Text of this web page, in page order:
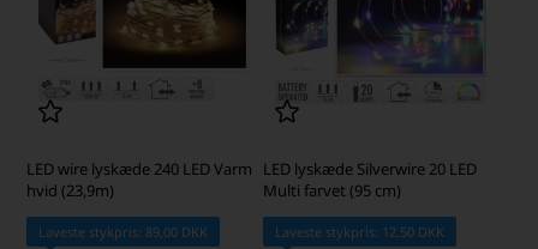
LED wire lyskæde 240 LED Varm
hvid (23,9m)
Laveste stykpris: 89,00 DKK
LED lyskæde Silverwire 20 LED
Multi farvet (95 cm)
Laveste stykpris: 12,50 DKK